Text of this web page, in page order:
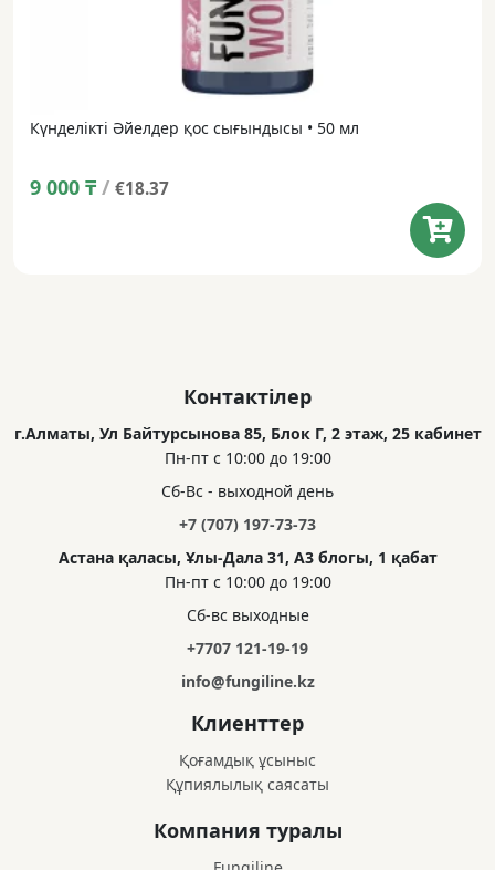
Күнделікті Әйелдер қос сығындысы • 50 мл
9 000 ₸ / €18.37
Контактілер
г.Алматы, Ул Байтурсынова 85, Блок Г, 2 этаж, 25 кабинет
Пн-пт с 10:00 до 19:00
Сб-Вс - выходной день
+7 (707) 197-73-73
Астана қаласы, Ұлы-Дала 31, А3 блогы, 1 қабат
Пн-пт с 10:00 до 19:00
Сб-вс выходные
+7707 121-19-19
info@fungiline.kz
Клиенттер
Қоғамдық ұсыныс
Құпиялылық саясаты
Компания туралы